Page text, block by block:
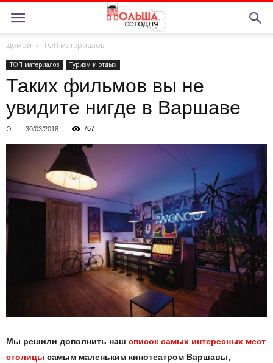
Домой ТОП материалов
ТОП материалов Туризм и отдых
Таких фильмов вы не
увидите нигде в Варшаве
От - 30/03/2018 767
Мы решили дополнить наш список самых интересных мест
столицы самым маленьким кинотеатром Варшавы,